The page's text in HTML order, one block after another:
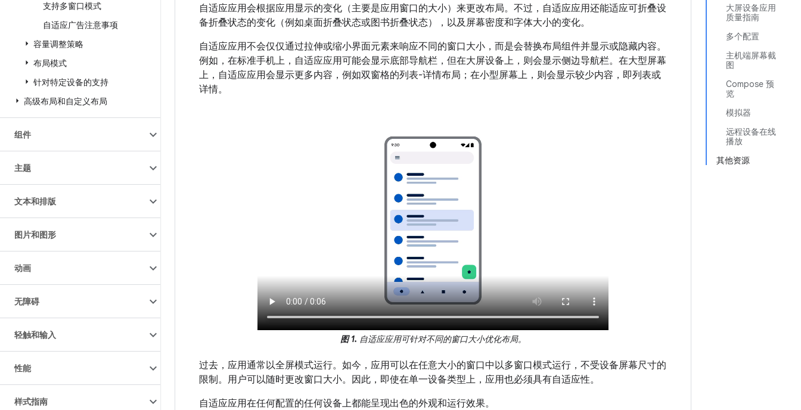
支持多窗口模式
自适应广告注意事项
容量调整策略
布局模式
针对特定设备的支持
高级布局和自定义布局
组件
主题
文本和排版
图片和图形
动画
无障碍
轻触和输入
性能
样式指南
大屏设备应用
质量指南
多个配置
主机端屏幕截
图
Compose 预
览
模拟器
远程设备在线
播放
其他资源
自适应应用会根据应用显示的变化（主要是应用窗口的大小）来更改布局。不过，自适应应用还能适应可折叠设
备折叠状态的变化（例如桌面折叠状态或图书折叠状态），以及屏幕密度和字体大小的变化。
自适应应用不会仅仅通过拉伸或缩小界面元素来响应不同的窗口大小，而是会替换布局组件并显示或隐藏内容。
例如，在标准手机上，自适应应用可能会显示底部导航栏，但在大屏设备上，则会显示侧边导航栏。在大型屏幕
上，自适应应用会显示更多内容，例如双窗格的列表-详情布局；在小型屏幕上，则会显示较少内容，即列表或
详情。
图 1. 自适应应用可针对不同的窗口大小优化布局。
过去，应用通常以全屏模式运行。如今，应用可以在任意大小的窗口中以多窗口模式运行，不受设备屏幕尺寸的
限制。用户可以随时更改窗口大小。因此，即使在单一设备类型上，应用也必须具有自适应性。
自适应应用在任何配置的任何设备上都能呈现出色的外观和运行效果。